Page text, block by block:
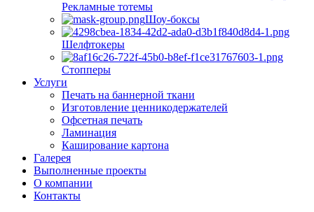
Рекламные тотемы
Шоу-боксы
Шелфтокеры
Стопперы
Услуги
Печать на баннерной ткани
Изготовление ценникодержателей
Офсетная печать
Ламинация
Каширование картона
Галерея
Выполненные проекты
О компании
Контакты